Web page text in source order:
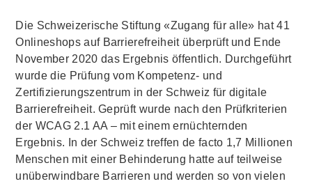
Die Schweizerische Stiftung «Zugang für alle» hat 41
Onlineshops auf Barrierefreiheit überprüft und Ende
November 2020 das Ergebnis öffentlich. Durchgeführt
wurde die Prüfung vom Kompetenz- und
Zertifizierungszentrum in der Schweiz für digitale
Barrierefreiheit. Geprüft wurde nach den Prüfkriterien
der WCAG 2.1 AA – mit einem ernüchternden
Ergebnis. In der Schweiz treffen de facto 1,7 Millionen
Menschen mit einer Behinderung hatte auf teilweise
unüberwindbare Barrieren und werden so von vielen